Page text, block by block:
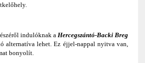
indulóknak a Hercegszántó-Backi Breg
alternatíva lehet. Ez éjjel-nappal nyitva van,
bonyolít.